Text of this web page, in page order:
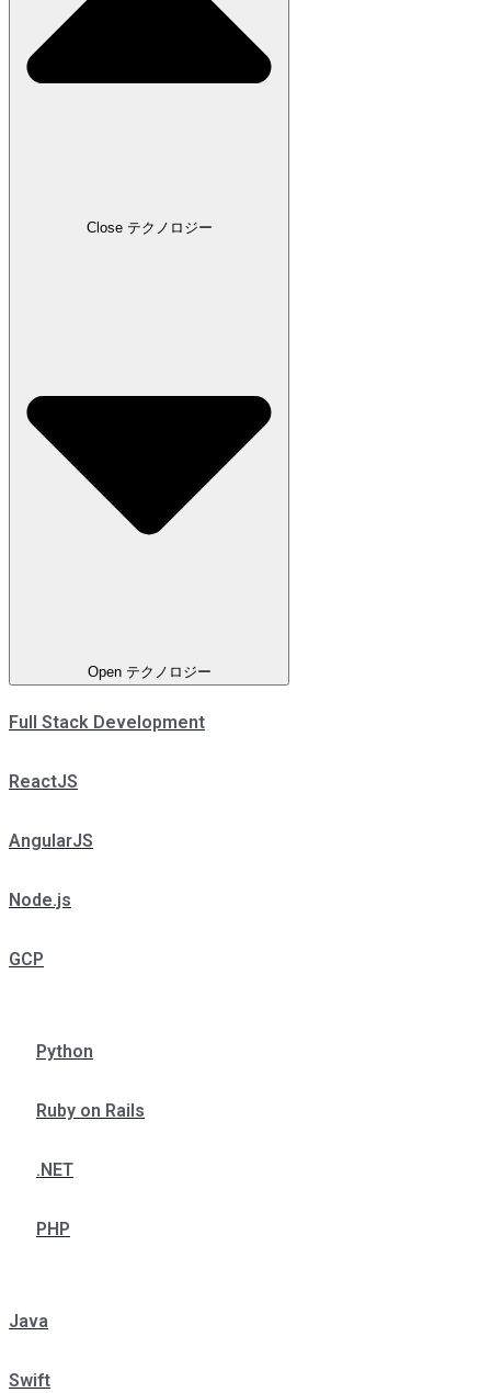
Close テクノロジー
Open テクノロジー
Full Stack Development
ReactJS
AngularJS
Node.js
GCP
Python
Ruby on Rails
.NET
PHP
Java
Swift